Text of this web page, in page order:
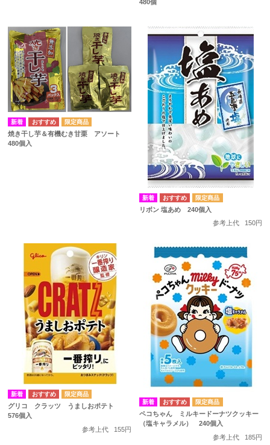
480個
焼き干し芋＆有機むき甘栗 アソート
480個入
リボン 塩あめ 240個入
参考上代
150円
グリコ クラッツ うましおポテト
576個入
参考上代
155円
ペコちゃん ミルキードーナツクッキー
（塩キャラメル） 240個入
参考上代
185円